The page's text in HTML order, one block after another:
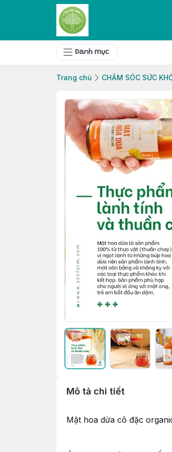
Danh mục
Trang chủ CHĂM SÓC SỨC
Mô tả chi tiết
Mật hoa dừa cô đặc